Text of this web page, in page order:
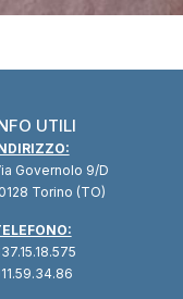
UTILI
Governolo 9/D
Torino (TO)